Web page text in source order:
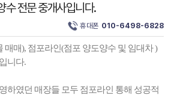
수 전문 중개사입니다.
휴대폰 010-6498-6828
매매), 점포라인(점포 양도양수 및 임대차 )
니다.
하였던 매장들 모두 점포라인 통해 성공적